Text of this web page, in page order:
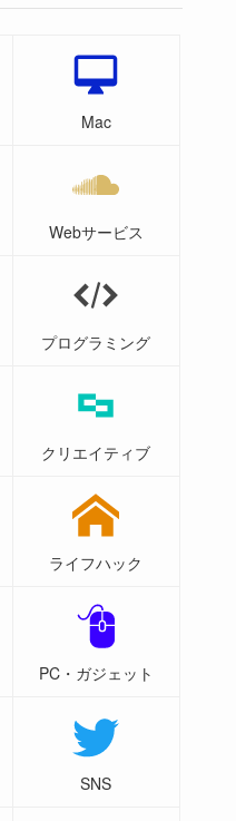
Mac
Webサービス
プログラミング
クリエイティブ
ライフハック
PC・ガジェット
SNS